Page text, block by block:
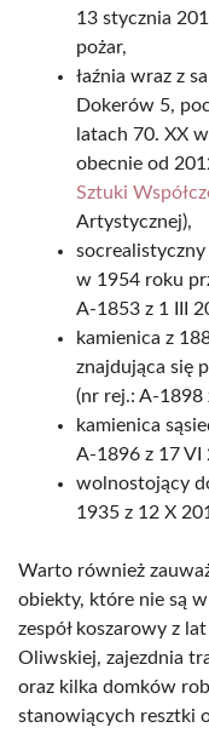
13 stycznia
pożar,
łaźnia wraz z
Dokerów 5,
latach 70. XX
obecnie od
Sztuki
Artystycznej),
w 1954 roku
A-1853 z 1 III
kamienica z
znajdująca się
(nr rej.: A-1898
kamienica
A-1896 z 17 VI
wolnostojący
1935 z 12 X
Warto również
obiekty, które nie są
zespół koszarowy z
Oliwskiej, zajezdnia
oraz kilka domków
stanowiących resztki